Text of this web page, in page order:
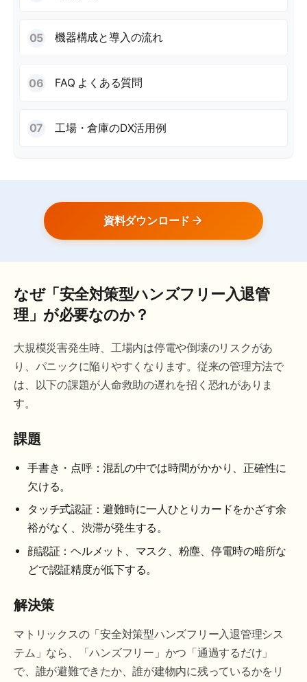
機器構成と導入の流れ
FAQ よくある質問
工場・倉庫のDX活用例
資料ダウンロード
なぜ「安全対策型ハンズフリー入退管
理」が必要なのか？
大規模災害発生時、工場内は停電や倒壊のリスクがあ
り、パニックに陥りやすくなります。従来の管理方法で
は、以下の課題が人命救助の遅れを招く恐れがありま
す。
課題
手書き・点呼：混乱の中では時間がかかり、正確性に
欠ける。
タッチ式認証：避難時に一人ひとりカードをかざす余
裕がなく、渋滞が発生する。
顔認証：ヘルメット、マスク、粉塵、停電時の暗所な
どで認証精度が低下する。
解決策
マトリックスの「安全対策型ハンズフリー入退管理シス
テム」なら、「ハンズフリー」かつ「通過するだけ」
で、誰が避難できたか、誰が建物内に残っているかをリ